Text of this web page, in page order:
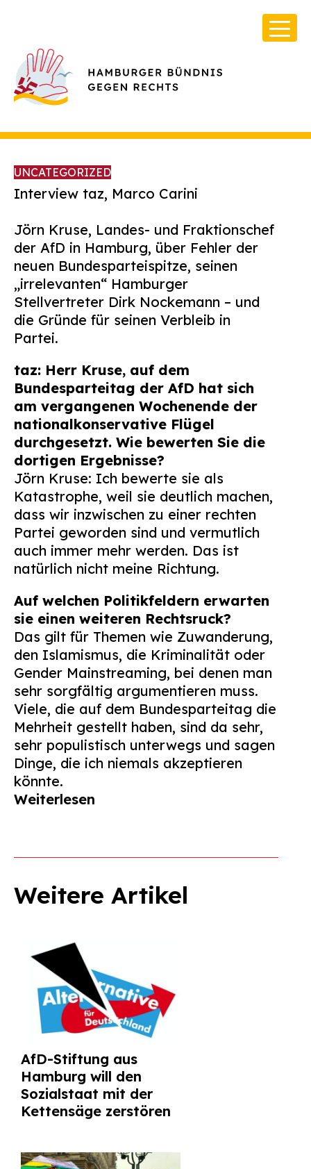
Über Uns
Infos & Broschüren
Archiv
Kontakt
Suchen
UNCATEGORIZED
Interview taz, Marco Carini
Jörn Kruse, Landes- und Fraktionschef
der AfD in Hamburg, über Fehler der
neuen Bundesparteispitze, seinen
„irrelevanten“ Hamburger
Stellvertreter Dirk Nockemann – und
die Gründe für seinen Verbleib in
Partei.
taz: Herr Kruse, auf dem
Bundesparteitag der AfD hat sich
am vergangenen Wochenende der
nationalkonservative Flügel
durchgesetzt. Wie bewerten Sie die
dortigen Ergebnisse?
Jörn Kruse: Ich bewerte sie als
Katastrophe, weil sie deutlich machen,
dass wir inzwischen zu einer rechten
Partei geworden sind und vermutlich
auch immer mehr werden. Das ist
natürlich nicht meine Richtung.
Auf welchen Politikfeldern erwarten
sie einen weiteren Rechtsruck?
Das gilt für Themen wie Zuwanderung,
den Islamismus, die Kriminalität oder
Gender Mainstreaming, bei denen man
sehr sorgfältig argumentieren muss.
Viele, die auf dem Bundesparteitag die
Mehrheit gestellt haben, sind da sehr,
sehr populistisch unterwegs und sagen
Dinge, die ich niemals akzeptieren
könnte.
Weiterlesen
Weitere Artikel
AfD-Stiftung aus
Hamburg will den
Sozialstaat mit der
Kettensäge zerstören